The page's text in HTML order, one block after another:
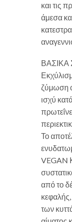
και τις
άμεσα
ΒΑΣΙΚΑ
ζύμωση
ισχύ
Το
VEGAN
από το
των